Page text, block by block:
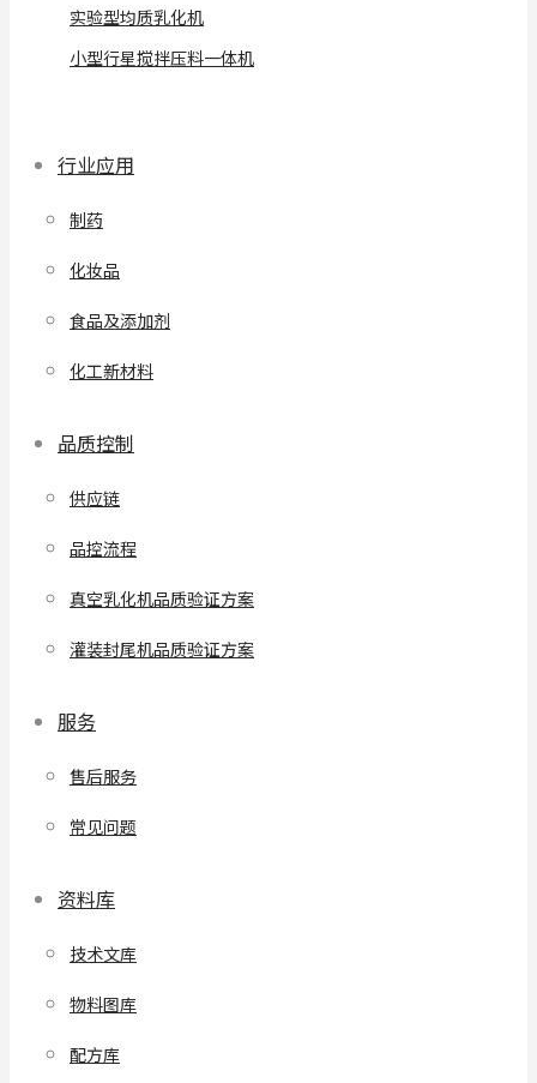
实验型均质乳化机
小型行星搅拌压料一体机
行业应用
制药
化妆品
食品及添加剂
化工新材料
品质控制
供应链
品控流程
真空乳化机品质验证方案
灌装封尾机品质验证方案
服务
售后服务
常见问题
资料库
技术文库
物料图库
配方库